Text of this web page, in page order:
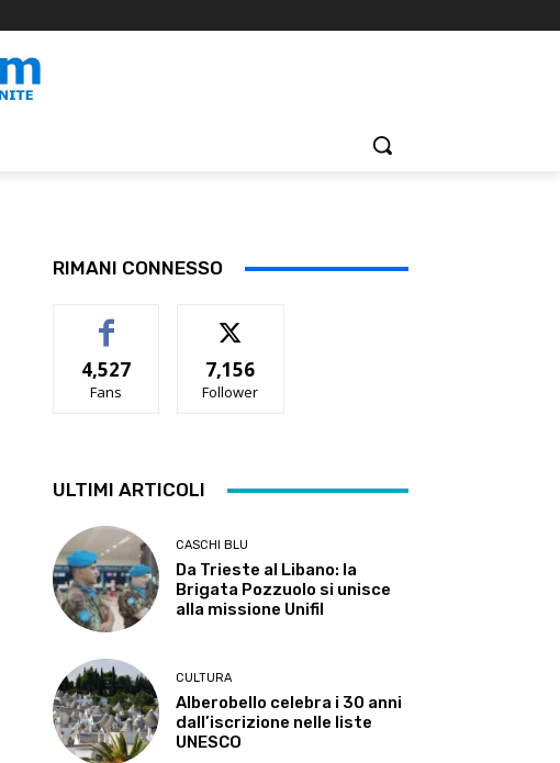
RIMANI CONNESSO
4,527
Fans
7,156
Follower
ULTIMI ARTICOLI
CASCHI BLU
Da Trieste al Libano: la
Brigata Pozzuolo si unisce
alla missione Unifil
CULTURA
Alberobello celebra i 30 anni
dall’iscrizione nelle liste
UNESCO